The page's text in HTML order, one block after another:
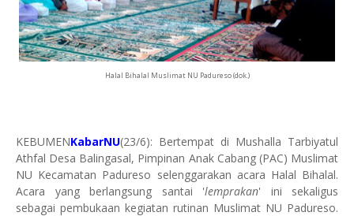
Halal Bihalal Muslimat NU Padureso (dok.)
KEBUMENKabarNU(23/6): Bertempat di Mushalla Tarbiyatul
Athfal Desa Balingasal, Pimpinan Anak Cabang (PAC) Muslimat
NU Kecamatan Padureso selenggarakan acara Halal Bihalal.
Acara yang berlangsung santai 'lemprakan' ini sekaligus
sebagai pembukaan kegiatan rutinan Muslimat NU Padureso.